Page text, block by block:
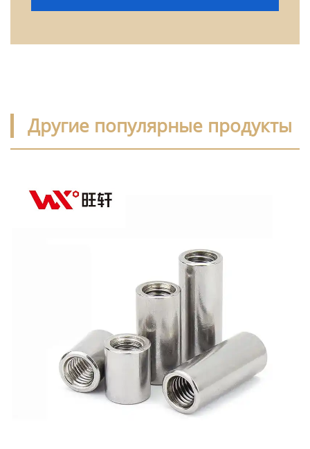
Другие популярные продукты